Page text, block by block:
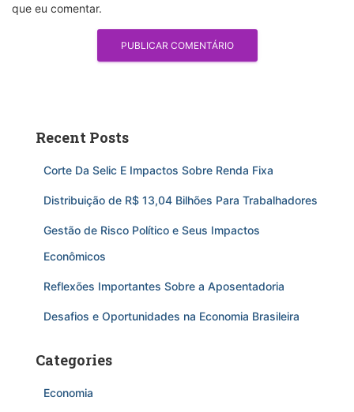
que eu comentar.
Recent Posts
Corte Da Selic E Impactos Sobre Renda Fixa
Distribuição de R$ 13,04 Bilhões Para Trabalhadores
Gestão de Risco Político e Seus Impactos
Econômicos
Reflexões Importantes Sobre a Aposentadoria
Desafios e Oportunidades na Economia Brasileira
Categories
Economia